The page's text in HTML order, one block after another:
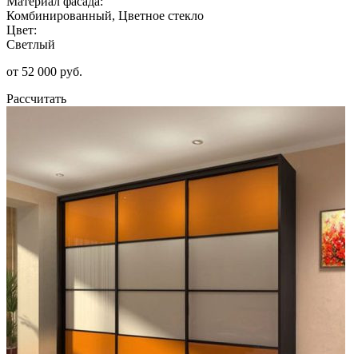
Комбинированный, Цветное стекло
Цвет:
Светлый
от 52 000 руб.
Рассчитать